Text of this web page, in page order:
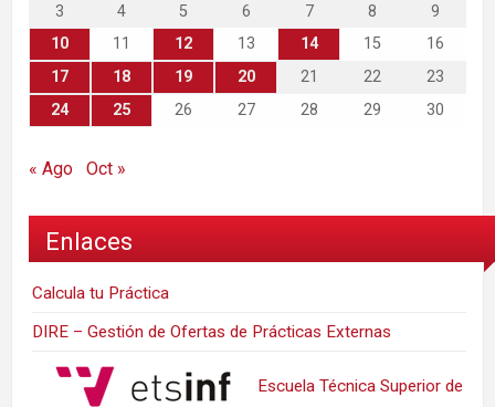
3
4 5 6 7 8
9
10
11 12 13 14 15
16
17
18 19 20 21 22
23
24
25 26 27 28 29 30
« Ago Oct »
Enlaces
Calcula tu Práctica
DIRE – Gestión de Ofertas de Prácticas Externas
Escuela Técnica Superior de